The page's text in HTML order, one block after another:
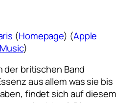
(Homepage) (Apple
)
der britischen Band
aus allem was sie bis
findet sich auf diesem